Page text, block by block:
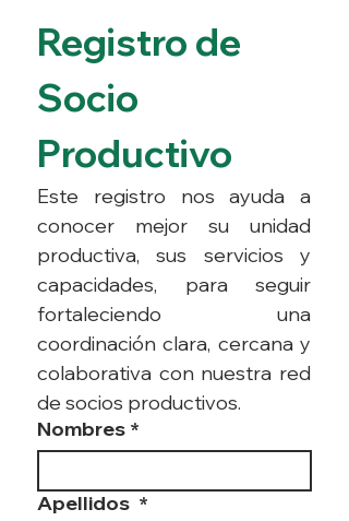
Registro de
Socio
Productivo
Este registro nos ayuda a
conocer mejor su unidad
productiva, sus servicios y
capacidades, para seguir
fortaleciendo una
coordinación clara, cercana y
colaborativa con nuestra red
de socios productivos.
Nombres *
Apellidos *